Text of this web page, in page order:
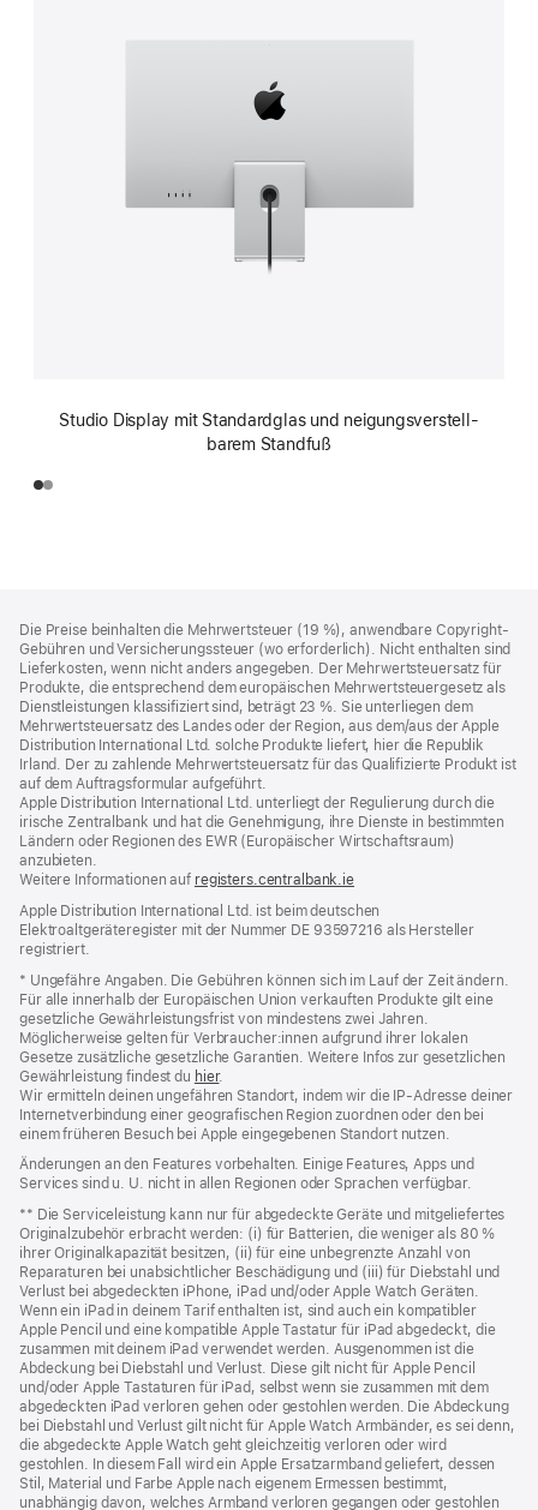
Studio Display mit Standard­glas und neigungs­verstell­
barem Standfuß
Die Preise beinhalten die Mehrwertsteuer (19 %), anwendbare Copyright-
Gebühren und Versicherungssteuer (wo erforderlich). Nicht enthalten sind
Lieferkosten, wenn nicht anders angegeben. Der Mehrwertsteuersatz für
Produkte, die entsprechend dem europäischen Mehrwertsteuergesetz als
Dienstleistungen klassifiziert sind, beträgt 23 %. Sie unterliegen dem
Mehrwertsteuersatz des Landes oder der Region, aus dem/aus der Apple
Distribution International Ltd. solche Produkte liefert, hier die Republik
Irland. Der zu zahlende Mehrwertsteuersatz für das Qualifizierte Produkt ist
auf dem Auftragsformular aufgeführt.
Apple Distribution International Ltd. unterliegt der Regulierung durch die
irische Zentralbank und hat die Genehmigung, ihre Dienste in bestimmten
Ländern oder Regionen des EWR (Europäischer Wirtschaftsraum)
anzubieten.
Weitere Informationen auf registers.centralbank.ie
Apple Distribution International Ltd. ist beim deutschen
Elektroaltgeräteregister mit der Nummer DE 93597216 als Hersteller
registriert.
* Ungefähre Angaben. Die Gebühren können sich im Lauf der Zeit ändern.
Für alle innerhalb der Europäischen Union verkauften Produkte gilt eine
gesetzliche Gewährleistungsfrist von mindestens zwei Jahren.
Möglicherweise gelten für Verbraucher:innen aufgrund ihrer lokalen
Gesetze zusätzliche gesetzliche Garantien. Weitere Infos zur gesetzlichen
Gewährleistung findest du hier.
Wir ermitteln deinen ungefähren Standort, indem wir die IP‑Adresse deiner
Internetverbindung einer geografischen Region zuordnen oder den bei
einem früheren Besuch bei Apple eingegebenen Standort nutzen.
Änderungen an den Features vorbehalten. Einige Features, Apps und
Services sind u. U. nicht in allen Regionen oder Sprachen verfügbar.
** Die Serviceleistung kann nur für abgedeckte Geräte und mitgeliefertes
Originalzubehör erbracht werden: (i) für Batterien, die weniger als 80 %
ihrer Originalkapazität besitzen, (ii) für eine unbegrenzte Anzahl von
Reparaturen bei unabsichtlicher Beschädigung und (iii) für Diebstahl und
Verlust bei abgedeckten iPhone, iPad und/oder Apple Watch Geräten.
Wenn ein iPad in deinem Tarif enthalten ist, sind auch ein kompatibler
Apple Pencil und eine kompatible Apple Tastatur für iPad abgedeckt, die
zusammen mit deinem iPad verwendet werden. Ausgenommen ist die
Abdeckung bei Diebstahl und Verlust. Diese gilt nicht für Apple Pencil
und/oder Apple Tastaturen für iPad, selbst wenn sie zusammen mit dem
abgedeckten iPad verloren gehen oder gestohlen werden. Die Abdeckung
bei Diebstahl und Verlust gilt nicht für Apple Watch Armbänder, es sei denn,
die abgedeckte Apple Watch geht gleichzeitig verloren oder wird
gestohlen. In diesem Fall wird ein Apple Ersatzarmband geliefert, dessen
Stil, Material und Farbe Apple nach eigenem Ermessen bestimmt,
unabhängig davon, welches Armband verloren gegangen oder gestohlen